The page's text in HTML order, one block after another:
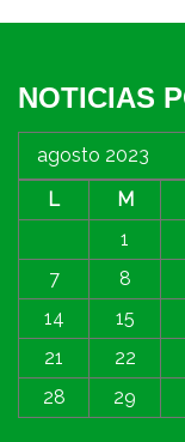
NOTICIAS
agosto 2023
L
M
1
7
8
14
15
21
22
28
29